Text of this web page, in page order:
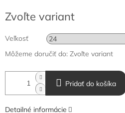
cena:
Zvoľte variant
Veľkosť
Môžeme doručiť do: Zvoľte variant
Pridať do košíka
Detailné informácie